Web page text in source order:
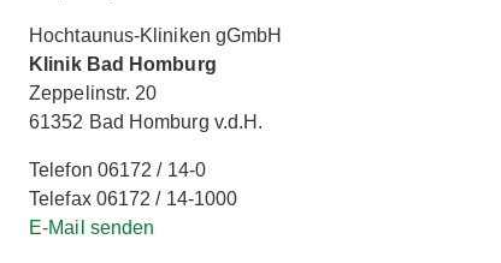
Hochtaunus-Kliniken gGmbH
Klinik Bad Homburg
Zeppelinstr. 20
61352 Bad Homburg v.d.H.
Telefon 06172 / 14-0
Telefax 06172 / 14-1000
E-Mail senden